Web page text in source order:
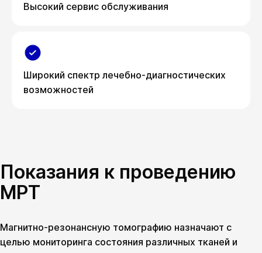
Высокий сервис обслуживания
Широкий спектр лечебно-диагностических
возможностей
Показания к проведению
МРТ
Магнитно-резонансную томографию назначают с
целью мониторинга состояния различных тканей и